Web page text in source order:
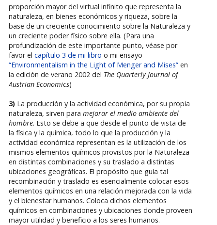
proporción mayor del virtual infinito que representa la
naturaleza, en bienes económicos y riqueza, sobre la
base de un creciente conocimiento sobre la Naturaleza y
un creciente poder físico sobre ella. (Para una
profundización de este importante punto, véase por
favor el capítulo 3 de mi libro o mi ensayo
“Environmentalism in the Light of Menger and Mises”en
la edición de verano 2002 del The Quarterly Journal of
Austrian Economics)
3)La producción y la actividad económica, por su propia
naturaleza, sirven para mejorar el medio ambiente del
hombre. Esto se debe a que desde el punto de vista de
la física y la química, todo lo que la producción y la
actividad económica representan es la utilización de los
mismos elementos químicos provistos por la Naturaleza
en distintas combinaciones y su traslado a distintas
ubicaciones geográficas. El propósito que guía tal
recombinación y traslado es esencialmente colocar esos
elementos químicos en una relación mejorada con la vida
y el bienestar humanos. Coloca dichos elementos
químicos en combinaciones y ubicaciones donde proveen
mayor utilidad y beneficio a los seres humanos.